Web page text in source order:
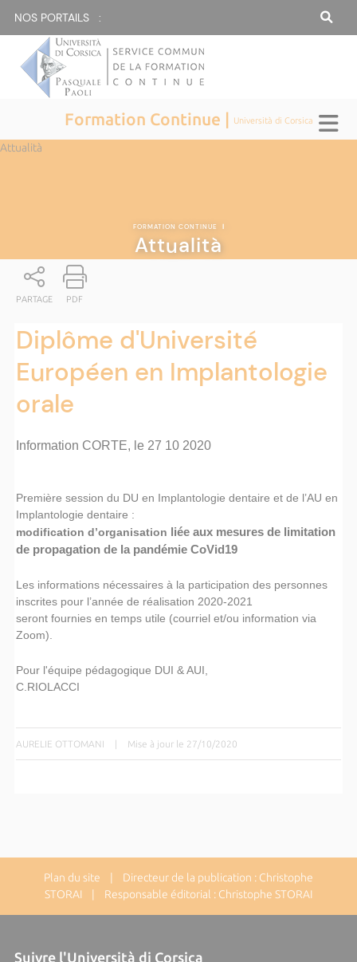
NOS PORTAILS :
Formation Continue | Università di Corsica
Attualità
FORMATION CONTINUE |
Attualità
PARTAGE PDF
Diplôme d'Université
Européen en Implantologie
orale
Information CORTE, le 27 10 2020
Première session du DU en Implantologie dentaire et de l’AU en
Implantologie dentaire :
modification d’organisation
liée aux mesures de limitation
de propagation de la pandémie CoVid19
Les informations nécessaires à la participation des personnes
inscrites pour l’année de réalisation 2020-2021
seront fournies en temps utile (courriel et/ou information via
Zoom).
Pour l'équipe pédagogique DUI & AUI,
C.RIOLACCI
AURELIE OTTOMANI | Mise à jour le 27/10/2020
Plan du site | Directeur de la publication : Christophe
STORAI | Responsable éditorial : Christophe STORAI
Suivre l'Università di Corsica